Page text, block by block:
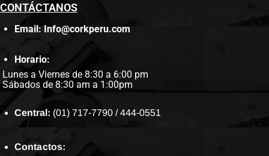
CONTÁCTANOS
Email: Info@corkperu.com
Horario:
Lunes a Viernes de 8:30 a 6:00 pm
Sábados de 8:30 am a 1:00pm
Central: (01) 717-7790 / 444-0551
Contactos: